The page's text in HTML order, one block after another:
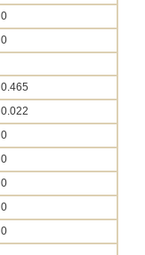
0
0
0.465
0.022
0
0
0
0
0